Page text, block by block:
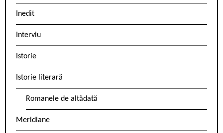
Inedit
Interviu
Istorie
Istorie literară
Romanele de altădată
Meridiane